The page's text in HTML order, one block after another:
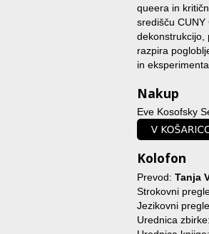
queera in
središču
dekonstrukcijo,
razpira
in
Nakup
Eve Kosofsky
Kolofon
Prevod: Tanja
Strokovni
Jezikovni
Urednica zbirke: